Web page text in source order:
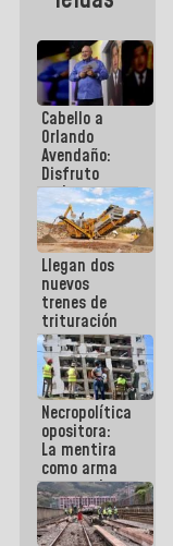
Cabello a
Orlando
Avendaño:
Disfruto
cada vez
que escribes
porque lo
que haces
es
embarrarla
Llegan dos
nuevos
trenes de
trituración
para
optimizar
manejo de
escombros
en La Guaira
Necropolítica
opositora:
La mentira
como arma
contra el
Pueblo